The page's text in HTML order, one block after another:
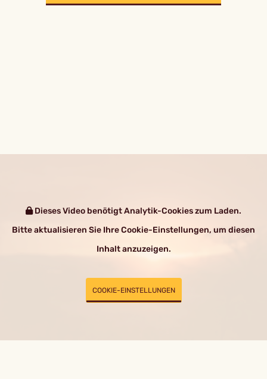
Dieses Video benötigt Analytik-Cookies zum Laden.
Bitte aktualisieren Sie Ihre Cookie-Einstellungen, um diesen
Inhalt anzuzeigen.
COOKIE-EINSTELLUNGEN